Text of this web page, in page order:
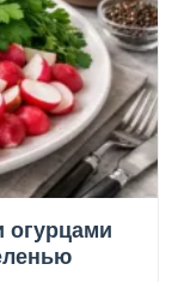
огурцами